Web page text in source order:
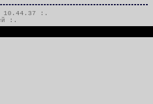
10.44.37 :.
:.